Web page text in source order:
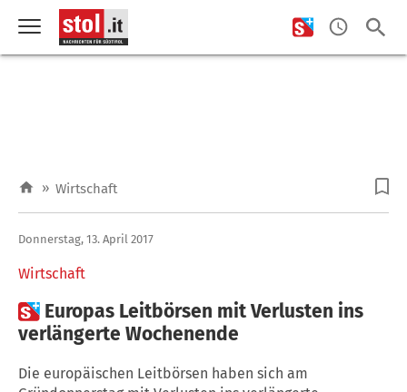
» Wirtschaft
Wirtschaft
Donnerstag, 13. April 2017
 Europas Leitbörsen mit Verlusten ins
verlängerte Wochenende
Die europäischen Leitbörsen haben sich am